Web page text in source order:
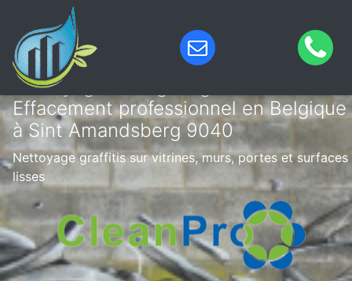
Nettoyage de tags & graffitis –
Effacement professionnel en Belgique
à Sint Amandsberg 9040
Nettoyage graffitis sur vitrines, murs, portes et surfaces
lisses